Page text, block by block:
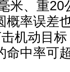
米、重20
概率误差
机动目
命中率可